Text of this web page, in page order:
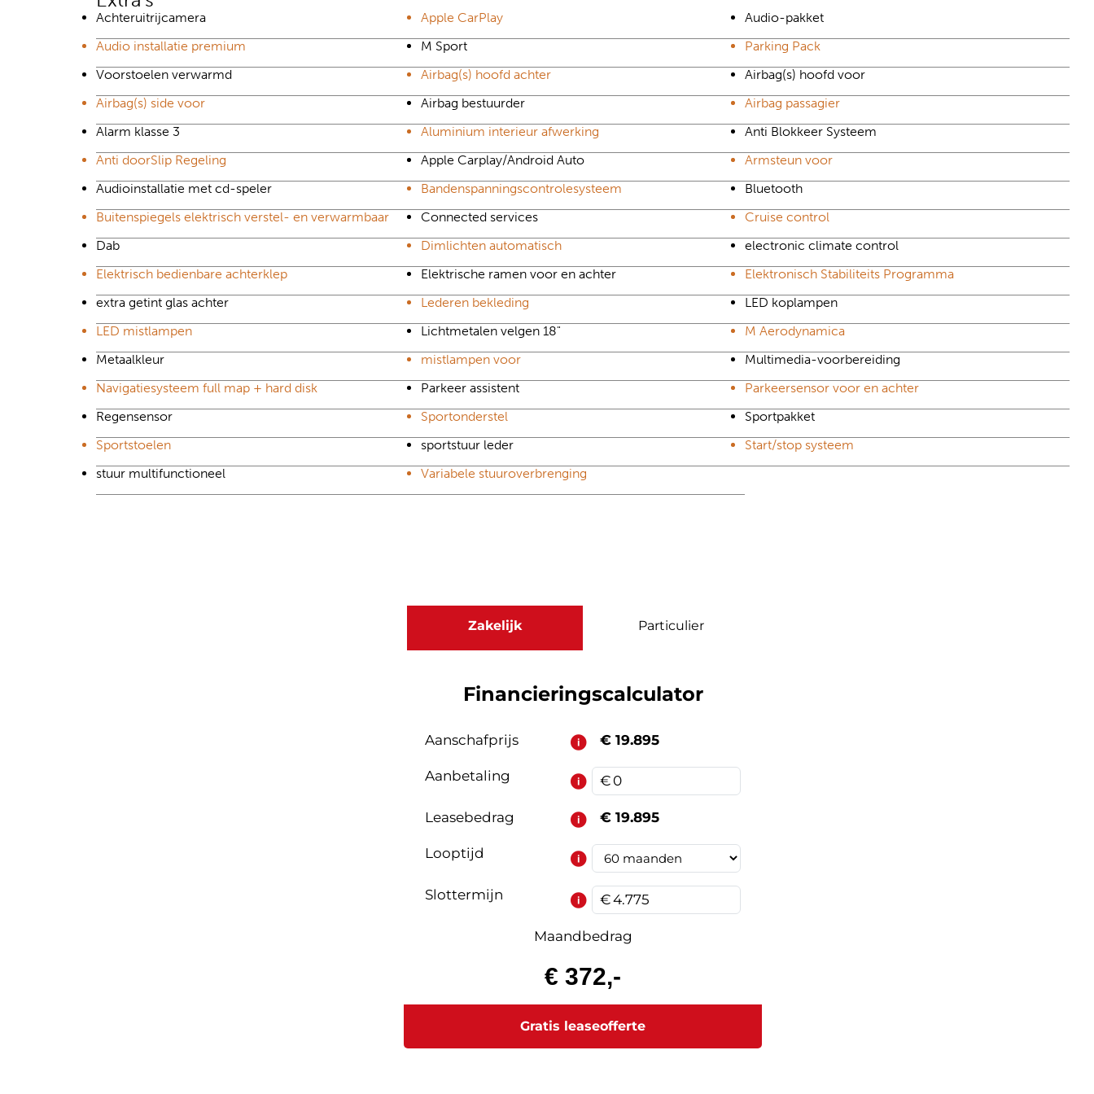
Achteruitrijcamera Apple CarPlay
Audio-pakket
Audio installatie premium
M Sport
Parking Pack
Voorstoelen verwarmd
Airbag(s) hoofd achter
Airbag(s) hoofd voor
Airbag(s) side voor
Airbag bestuurder
Airbag passagier
Alarm klasse 3
Aluminium interieur afwerking
Anti Blokkeer Systeem
Anti doorSlip Regeling
Apple Carplay/Android Auto
Armsteun voor
Audioinstallatie met cd-speler
Bandenspanningscontrolesysteem
Bluetooth
Buitenspiegels elektrisch verstel- en verwarmbaar
Connected services
Cruise control
Dab
Dimlichten automatisch
electronic climate control
Elektrisch bedienbare achterklep
Elektrische ramen voor en achter
Elektronisch Stabiliteits Programma
extra getint glas achter
Lederen bekleding
LED koplampen
LED mistlampen
Lichtmetalen velgen 18"
M Aerodynamica
Metaalkleur
mistlampen voor
Multimedia-voorbereiding
Navigatiesysteem full map + hard disk
Parkeer assistent
Parkeersensor voor en achter
Regensensor
Sportonderstel
Sportpakket
Sportstoelen
sportstuur leder
Start/stop systeem
stuur multifunctioneel
Variabele stuuroverbrenging